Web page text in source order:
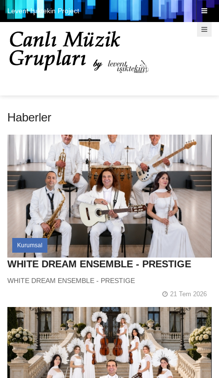
Levent Işıktekin Project
Haberler
Kurumsal
WHITE DREAM ENSEMBLE - PRESTIGE
WHITE DREAM ENSEMBLE - PRESTIGE
21 Tem 2026